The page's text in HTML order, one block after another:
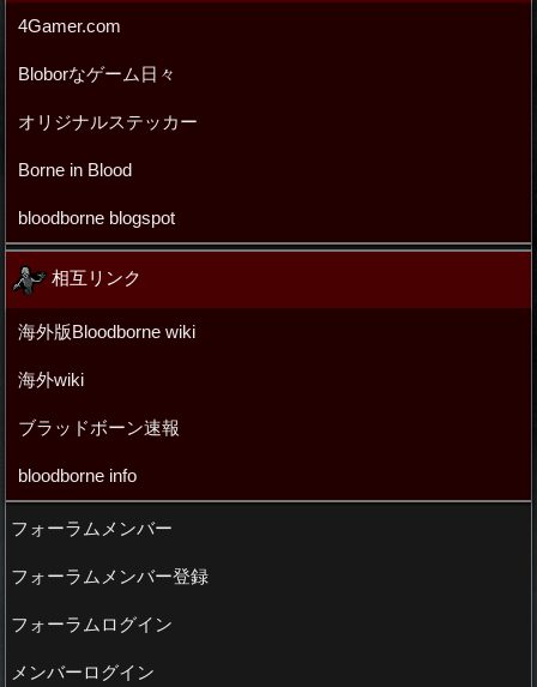
4Gamer.com
Bloborなゲーム日々
オリジナルステッカー
Borne in Blood
bloodborne blogspot
相互リンク
海外版Bloodborne wiki
海外wiki
ブラッドボーン速報
bloodborne info
フォーラムメンバー
フォーラムメンバー登録
フォーラムログイン
メンバーログイン